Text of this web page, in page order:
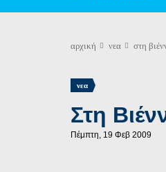
αρχική νεα στη
νεα
Στη
Πέμπτη, 19 Φεβ 2009